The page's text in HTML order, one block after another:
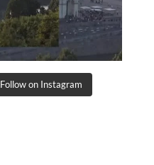
Follow on Instagram